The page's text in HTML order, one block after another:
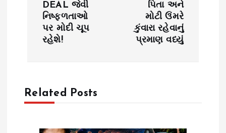
g
DEAL જેવી
નિષ્ફળતાઓ
પર મોદી ચૂપ
રહેશે!
પિતા અને
મોટી ઉંમરે
કુંવારા રહેવાનું
પ્રમાણ વધ્યું
Related Posts